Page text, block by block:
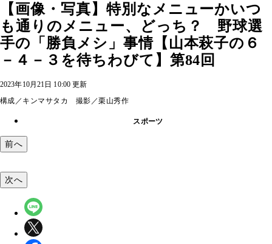
【画像・写真】特別なメニューかいつ
も通りのメニュー、どっち？ 野球選
手の「勝負メシ」事情【山本萩子の６
－４－３を待ちわびて】第84回
2023年10月21日 10:00 更新
構成／キンマサタカ 撮影／栗山秀作
スポーツ
前へ
次へ